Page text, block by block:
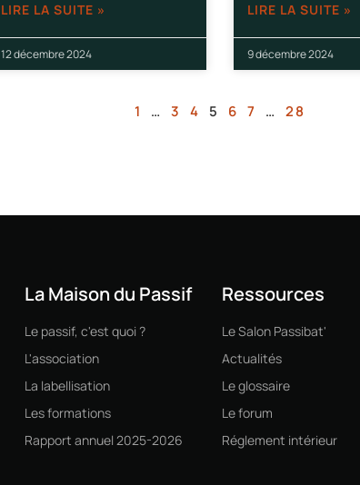
LIRE LA SUITE »
12 décembre 2024
LIRE LA SUITE »
9 décembre 2024
1 … 3 4 5 6 7 … 28
La Maison du Passif
Le passif, c'est quoi ?
L'association
La labellisation
Les formations
Rapport annuel 2025-2026
Ressources
Le Salon Passibat'
Actualités
Le glossaire
Le forum
Réglement intérieur